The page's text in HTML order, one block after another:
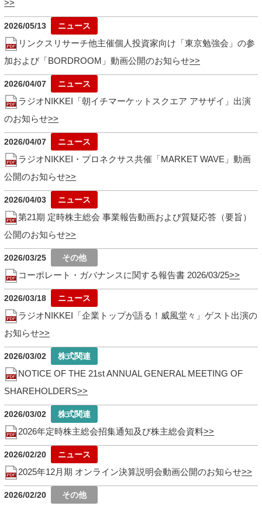
2026/05/13
リンクスリサーチ他主催個人投資家向け「東京勉強会」の参
加および「BORDROOM」動画公開のお知らせ
2026/04/07
ラジオNIKKEI「朝イチマーケットスクエア アサザイ」出演
のお知らせ
2026/04/07
ラジオNIKKEI・プロネクサス共催「MARKET WAVE」動画
公開のお知らせ
2026/04/03
第21期 定時株主総会 事業報告動画および質疑応答（要旨）
公開のお知らせ
2026/03/25
コーポレート・ガバナンスに関する報告書 2026/03/25
2026/03/18
ラジオNIKKEI「企業トップが語る！威風堂々」ゲスト出演の
お知らせ
2026/03/02
NOTICE OF THE 21st ANNUAL GENERAL MEETING OF
SHAREHOLDERS
2026/03/02
2026年定時株主総会招集通知及び株主総会資料
2026/02/20
2025年12月期 オンライン決算説明会動画公開のお知らせ
2026/02/20